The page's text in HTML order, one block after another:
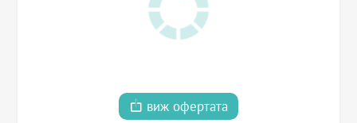
виж офертата